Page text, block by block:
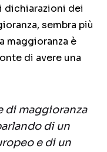
dichiarazioni dei
sembra più
maggioranza è
di avere una
di maggioranza
di un
e di un